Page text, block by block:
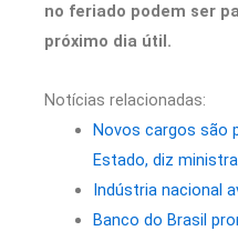
no feriado podem ser
próximo dia útil.
Notícias relacionadas:
Novos cargos são
Estado, diz ministra.
Indústria nacional
Banco do Brasil